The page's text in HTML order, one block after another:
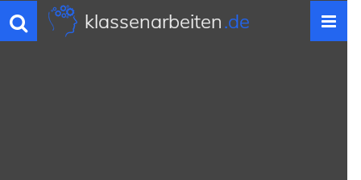
Toggle
navigation
klassenarbeiten.de